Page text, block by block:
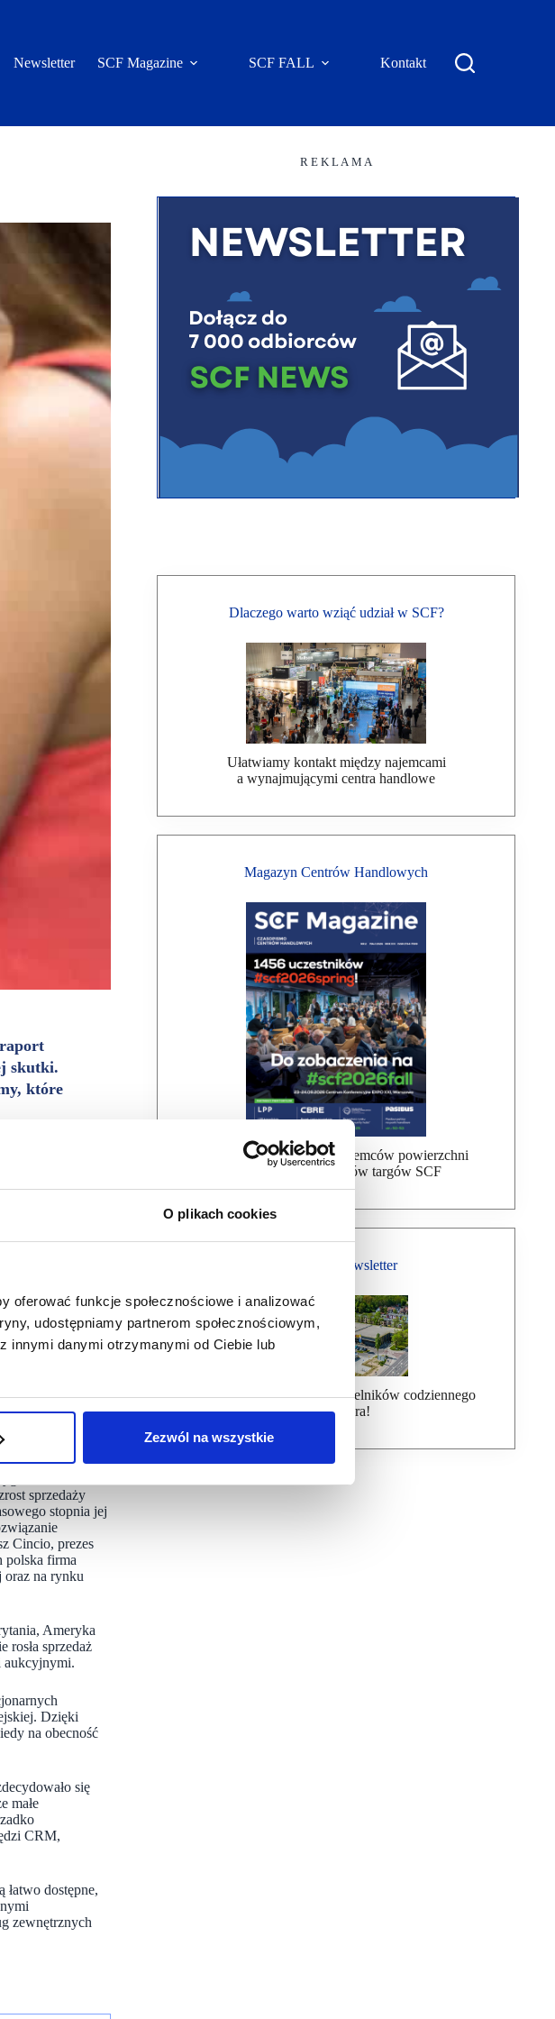
O plikach cookies
funkcje społecznościowe i analizować
udostępniamy partnerom społecznościowym,
innymi danymi otrzymanymi od Ciebie lub
Zezwól na wszystkie
Newsletter SCF Magazine SCF FALL Kontakt
skutki.
które
zatrudnienia
e-handlu
w mijających
40%.
10
odczuły MŚP
zostać
Purchasing
w połowie
sprzed
o wysokim
po przestoju
cyfryzacja była
sprzedaży
stopnia jej
Cincio, prezes
polska firma
oraz na rynku
Ameryka
rosła sprzedaż
aukcyjnymi.
Dzięki
na obecność
się
małe
CRM,
dostępne,
zewnętrznych
R E K L A M A
Dlaczego warto wziąć udział w SCF?
Ułatwiamy kontakt między najemcami
a wynajmującymi centra handlowe
Magazyn Centrów Handlowych
Bezpłatna wysyłka dla najemców powierzchni
handlowej, uczestników targów SCF
Bezpłatny Newsletter
Dołącz do ponad 7000 czytelników codziennego
newslettera!